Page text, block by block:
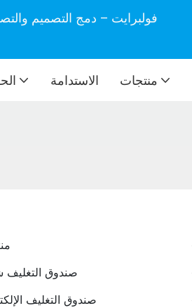
فولبرايت – دمج التصميم
الاستدامة منتجات
•
• صندوق
• صندوق التغليف